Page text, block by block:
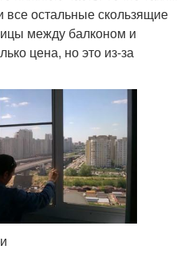
все остальные скользящие
между балконом и
цена, но это из-за